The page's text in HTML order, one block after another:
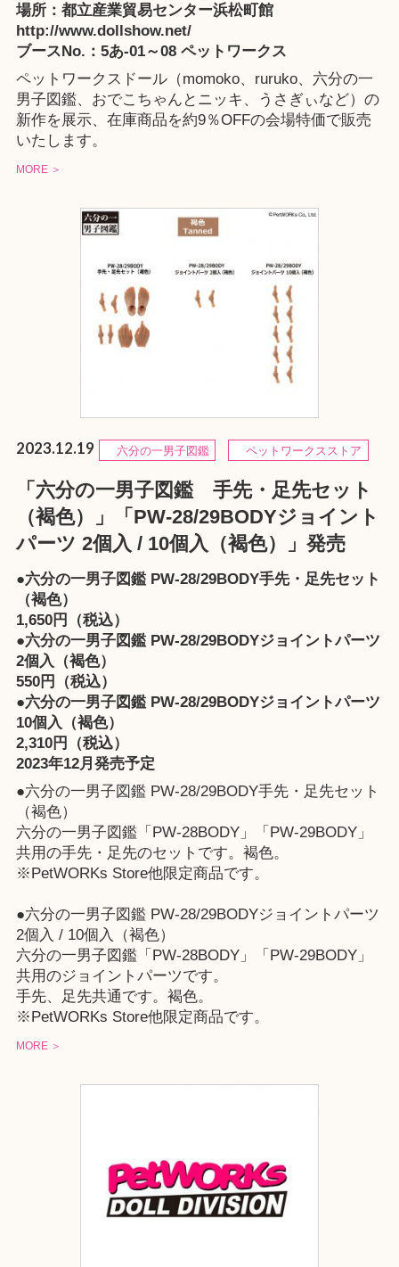
場所：都立産業貿易センター浜松町館
http://www.dollshow.net/
ブースNo.：5あ-01～08 ペットワークス
ペットワークスドール（momoko、ruruko、六分の一
男子図鑑、おでこちゃんとニッキ、うさぎぃなど）の
新作を展示、在庫商品を約9％OFFの会場特価で販売
いたします。
MORE ＞
2023.12.19 六分の一男子図鑑 ペットワークスストア
「六分の一男子図鑑 手先・足先セット
（褐色）」「PW-28/29BODYジョイント
パーツ 2個入 / 10個入（褐色）」発売
●六分の一男子図鑑 PW-28/29BODY手先・足先セット
（褐色）
1,650円（税込）
●六分の一男子図鑑 PW-28/29BODYジョイントパーツ
2個入（褐色）
550円（税込）
●六分の一男子図鑑 PW-28/29BODYジョイントパーツ
10個入（褐色）
2,310円（税込）
2023年12月発売予定
●六分の一男子図鑑 PW-28/29BODY手先・足先セット
（褐色）
六分の一男子図鑑「PW-28BODY」「PW-29BODY」
共用の手先・足先のセットです。褐色。
※PetWORKs Store他限定商品です。
●六分の一男子図鑑 PW-28/29BODYジョイントパーツ
2個入 / 10個入（褐色）
六分の一男子図鑑「PW-28BODY」「PW-29BODY」
共用のジョイントパーツです。
手先、足先共通です。褐色。
※PetWORKs Store他限定商品です。
MORE ＞